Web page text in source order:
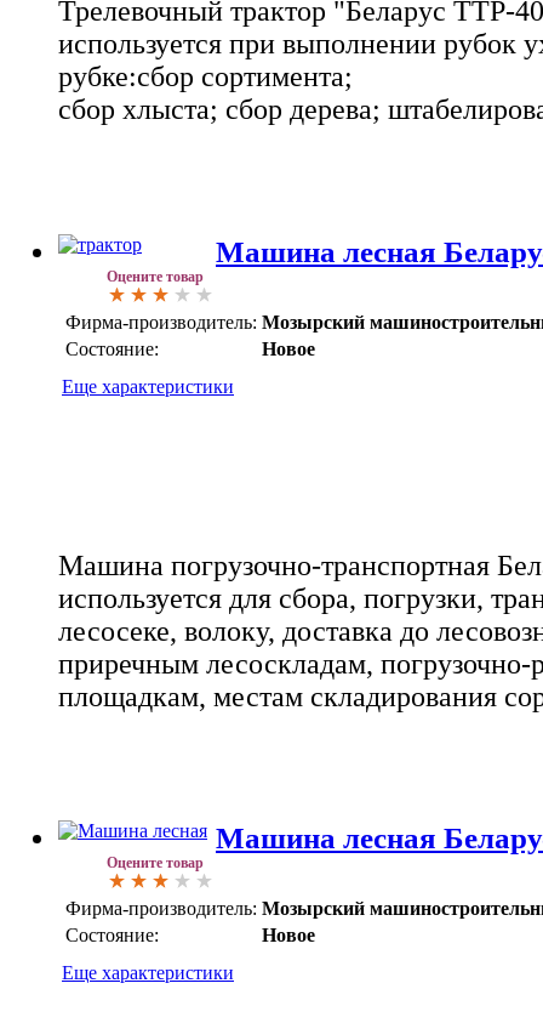
Трелевочный трактор "Беларус ТТР-
используется при выполнении рубок
рубке:сбор сортимента;
сбор хлыста; сбор дерева;
Оцените товар
Машина лесная
Фирма-производитель: Мозырский
Состояние:
Новое
Еще характеристики
Машина погрузочно-транспортная
используется для сбора, погрузки,
лесосеке, волоку, доставка до
приречным лесоскладам, погрузочно-
площадкам, местам складирования
Оцените товар
Машина лесная
Фирма-производитель: Мозырский
Состояние:
Новое
Еще характеристики